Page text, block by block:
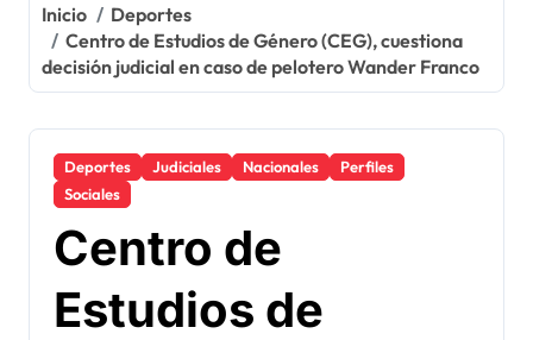
Inicio
Deportes
Centro de Estudios de Género (CEG), cuestiona
decisión judicial en caso de pelotero Wander Franco
Deportes Judiciales Nacionales
Perfiles
Sociales
Centro de
Estudios de